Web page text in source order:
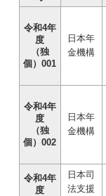
令和4年
度
（独
個）001
日本年
金機構
令和4年
度
（独
個）002
日本年
金機構
令和4年
度
日本司
法支援